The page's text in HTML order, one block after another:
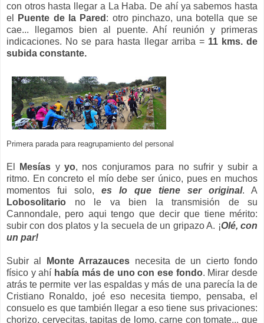
con otros hasta llegar a La Haba. De ahí ya sabemos hasta
el
Puente de la Pared : otro pinchazo, una botella que se
cae... llegamos bien al puente. Ahí reunión y primeras
indicaciones. No se para hasta llegar arriba = 11 kms. de
subida constante.
Primera parada para reagrupamiento del personal
El Mesías yyo, nos conjuramos para no sufrir y subir a
ritmo. En concreto el mío debe ser único, pues en muchos
momentos fui solo, es lo que tiene ser original. A
Lobosolitario no le va bien la transmisión de su
Cannondale, pero aqui tengo que decir que tiene mérito:
subir con dos platos y la secuela de un gripazo A. ¡Olé, con
un par!
Subir al Monte Arrazauces necesita de un cierto fondo
físico y ahí había más de uno con ese fondo. Mirar desde
atrás te permite ver las espaldas y más de una parecía la de
Cristiano Ronaldo, joé eso necesita tiempo, pensaba, el
consuelo es que también llegar a eso tiene sus privaciones:
chorizo, cervecitas, tapitas de lomo, carne con tomate... que